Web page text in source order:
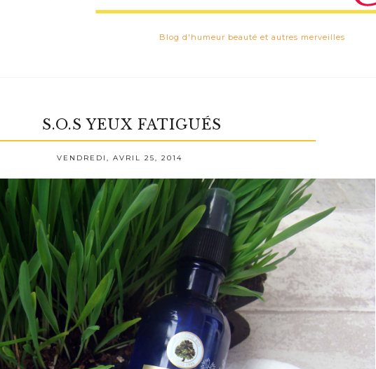
Blog d'humeur beauté et autres merveilles
S.O.S YEUX FATIGUÉS
VENDREDI, AVRIL 25, 2014